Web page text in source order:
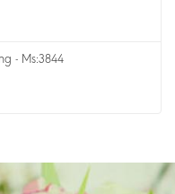
- Ms:3844